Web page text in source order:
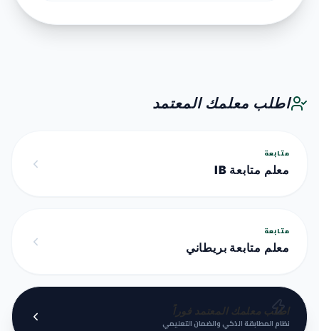
اطلب معلمك المعتمد
متابعة
معلم متابعة IB
متابعة
معلم متابعة بريطاني
اطلب معلمك المعتمد فوراً
نظام المطابقة الذكي والضمان التعليمي